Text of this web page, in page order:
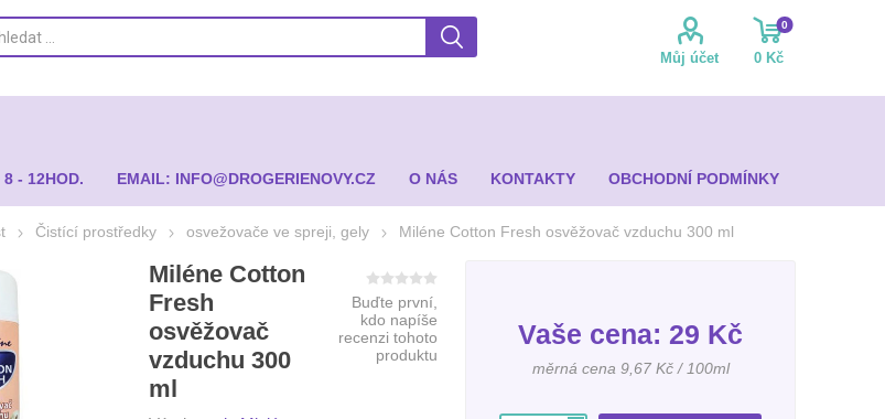
Můj účet
0
0 Kč
- 12HOD. EMAIL: INFO@DROGERIENOVY.CZ O NÁS KONTAKTY OBCHODNÍ PODMÍNKY
Čistící prostředky osvežovače ve spreji, gely Miléne Cotton Fresh osvěžovač vzduchu 300 ml
Miléne Cotton
Fresh
osvěžovač
vzduchu 300
ml
Buďte první,
kdo napíše
recenzi tohoto
produktu
Vaše cena: 29 Kč
měrná cena 9,67 Kč / 100ml